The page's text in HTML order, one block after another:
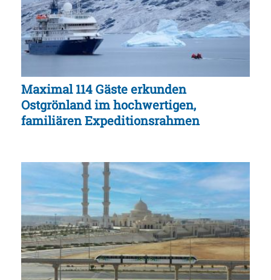
Maximal 114 Gäste erkunden
Ostgrönland im hochwertigen,
familiären Expeditionsrahmen